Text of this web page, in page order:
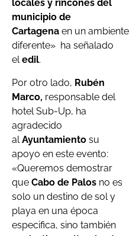
locales y rincones del
municipio de
Cartagena en un ambiente
diferente» ha señalado
eledil.
Por otro lado, Rubén
Marco, responsable del
hotel Sub-Up, ha
agradecido
al Ayuntamiento su
apoyo en este evento:
«Queremos demostrar
que Cabo de Palos no es
solo un destino de sol y
playa en una época
especifica, sino también